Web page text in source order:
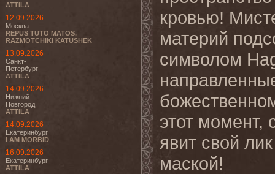
ATTILA
12.09.2026
Москва
REPUS TUTO MATOS,
RAZMOTCHIKI KATUSHEK
13.09.2026
Санкт-
Петербург
ATTILA
14.09.2026
Нижний
Новгород
ATTILA
14.09.2026
Екатеринбург
I AM MORBID
16.09.2026
Екатеринбург
ATTILA
кровью!
материй
символом
этот момент,
явит свой
маской!